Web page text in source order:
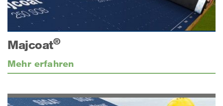
Majcoat®
Mehr erfahren